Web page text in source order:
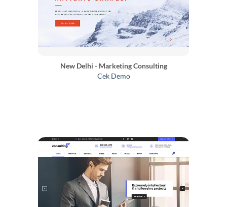
New Delhi - Marketing Consulting
Cek Demo